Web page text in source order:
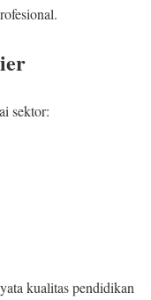
sektor:
kualitas pendidikan